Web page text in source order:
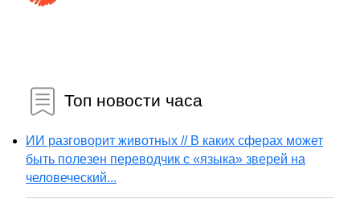
Топ новости часа
ИИ разговорит животных // В каких сферах может
быть полезен переводчик с «языка» зверей на
человеческий...